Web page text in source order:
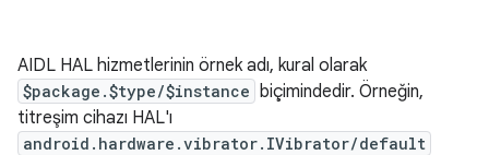
AIDL HAL hizmetlerinin örnek adı, kural olarak
$package.$type/$instance biçimindedir. Örneğin,
titreşim cihazı HAL'ı
android.hardware.vibrator.IVibrator/default